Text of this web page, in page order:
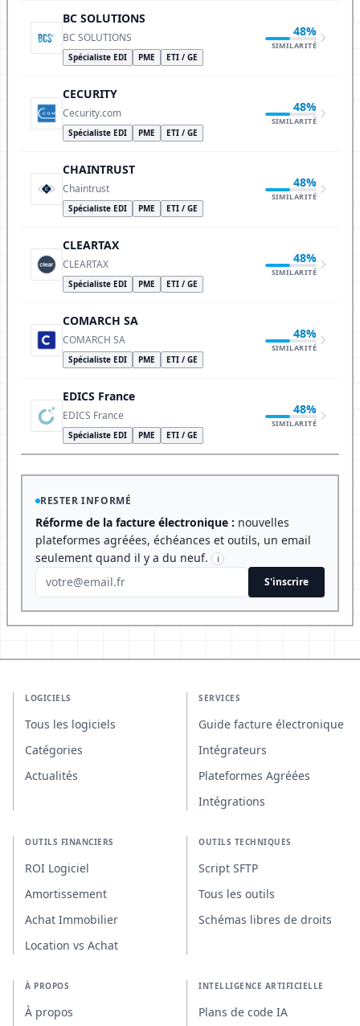
BC SOLUTIONS
BC SOLUTIONS
Spécialiste EDI PME ETI / GE
48%
SIMILARITÉ
CECURITY
Cecurity.com
Spécialiste EDI PME ETI / GE
48%
SIMILARITÉ
CHAINTRUST
Chaintrust
Spécialiste EDI PME ETI / GE
48%
SIMILARITÉ
CLEARTAX
CLEARTAX
Spécialiste EDI PME ETI / GE
48%
SIMILARITÉ
COMARCH SA
COMARCH SA
Spécialiste EDI PME ETI / GE
48%
SIMILARITÉ
EDICS France
EDICS France
Spécialiste EDI PME ETI / GE
48%
SIMILARITÉ
RESTER INFORMÉ
Réforme de la facture électronique : nouvelles
plateformes agréées, échéances et outils, un email
seulement quand il y a du neuf.
i
S'inscrire
LOGICIELS
Tous les logiciels
Catégories
Actualités
SERVICES
Guide facture électronique
Intégrateurs
Plateformes Agréées
Intégrations
OUTILS FINANCIERS
ROI Logiciel
Amortissement
Achat Immobilier
Location vs Achat
OUTILS TECHNIQUES
Script SFTP
Tous les outils
Schémas libres de droits
À PROPOS
À propos
INTELLIGENCE ARTIFICIELLE
Plans de code IA